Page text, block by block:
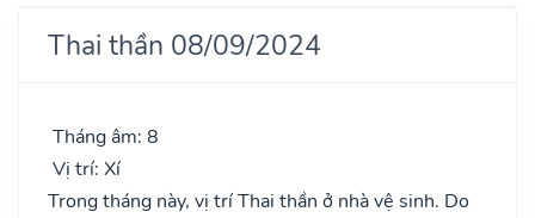
Thai thần 08/09/2024
Tháng âm: 8
Vị trí: Xí
Trong tháng này, vị trí Thai thần ở nhà vệ sinh. Do